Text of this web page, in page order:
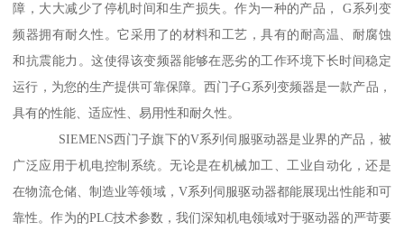
障，大大减少了停机时间和生产损失。作为一种的产品， G系列变
频器拥有耐久性。它采用了的材料和工艺，具有的耐高温、耐腐蚀
和抗震能力。这使得该变频器能够在恶劣的工作环境下长时间稳定
运行，为您的生产提供可靠保障。西门子G系列变频器是一款产品，
具有的性能、适应性、易用性和耐久性。
SIEMENS西门子旗下的V系列伺服驱动器是业界的产品，被
广泛应用于机电控制系统。无论是在机械加工、工业自动化，还是
在物流仓储、制造业等领域，V系列伺服驱动器都能展现出性能和可
靠性。作为的PLC技术参数，我们深知机电领域对于驱动器的严苛要